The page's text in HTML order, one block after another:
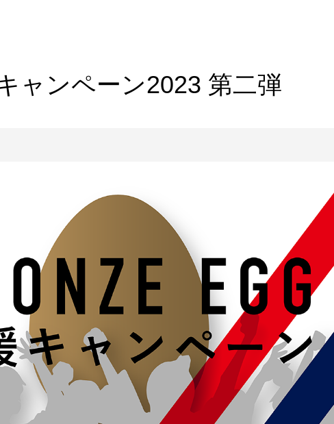
ャンペーン2023 第二弾